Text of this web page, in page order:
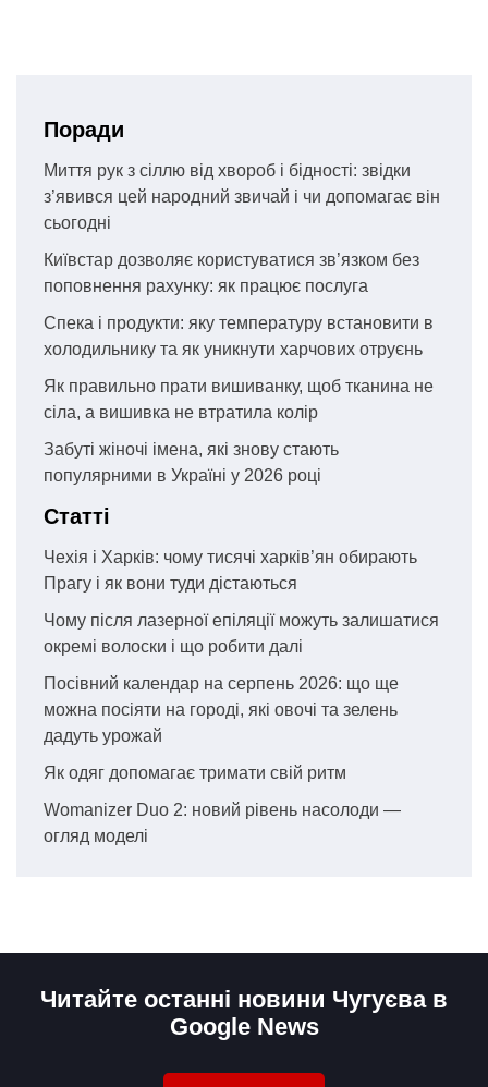
Поради
Миття рук з сіллю від хвороб і бідності: звідки
з’явився цей народний звичай і чи допомагає він
сьогодні
Київстар дозволяє користуватися зв’язком без
поповнення рахунку: як працює послуга
Спека і продукти: яку температуру встановити в
холодильнику та як уникнути харчових отруєнь
Як правильно прати вишиванку, щоб тканина не
сіла, а вишивка не втратила колір
Забуті жіночі імена, які знову стають
популярними в Україні у 2026 році
Статті
Чехія і Харків: чому тисячі харків’ян обирають
Прагу і як вони туди дістаються
Чому після лазерної епіляції можуть залишатися
окремі волоски і що робити далі
Посівний календар на серпень 2026: що ще
можна посіяти на городі, які овочі та зелень
дадуть урожай
Як одяг допомагає тримати свій ритм
Womanizer Duo 2: новий рівень насолоди —
огляд моделі
Читайте останні новини Чугуєва в
Google News